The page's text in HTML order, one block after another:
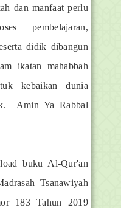
dan manfaat perlu
pembelajaran,
didik dibangun
ikatan mahabbah
kebaikan dunia
Amin Ya Rabbal
buku Al-Qur'an
Tsanawiyah
183 Tahun 2019